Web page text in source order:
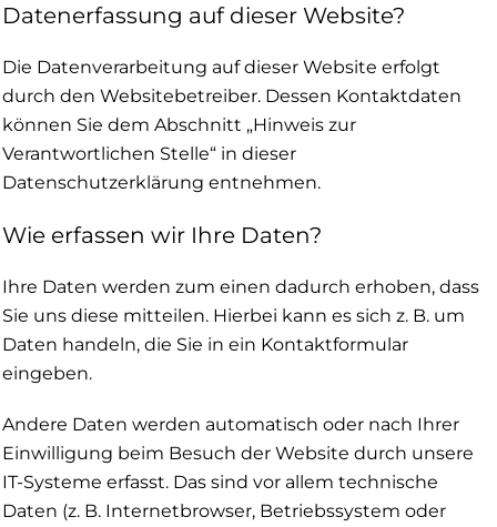
Datenerfassung auf dieser Website?
Die Datenverarbeitung auf dieser Website erfolgt
durch den Websitebetreiber. Dessen Kontaktdaten
können Sie dem Abschnitt „Hinweis zur
Verantwortlichen Stelle“ in dieser
Datenschutzerklärung entnehmen.
Wie erfassen wir Ihre Daten?
Ihre Daten werden zum einen dadurch erhoben, dass
Sie uns diese mitteilen. Hierbei kann es sich z. B. um
Daten handeln, die Sie in ein Kontaktformular
eingeben.
Andere Daten werden automatisch oder nach Ihrer
Einwilligung beim Besuch der Website durch unsere
IT-Systeme erfasst. Das sind vor allem technische
Daten (z. B. Internetbrowser, Betriebssystem oder